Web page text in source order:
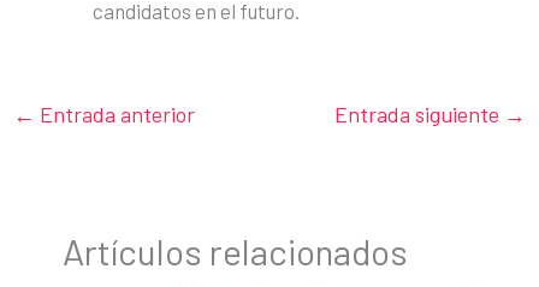
candidatos en el futuro.
← Entrada anterior Entrada siguiente →
Artículos relacionados